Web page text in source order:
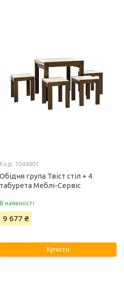
1044801
Обідня група Твіст стіл + 4
табурета Меблі-Сервіс
В наявності
9 677 ₴
Купити